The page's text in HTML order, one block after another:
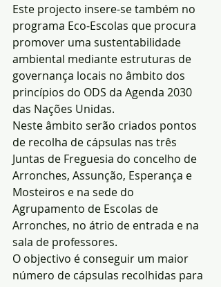
Este projecto insere-se também no
programa Eco-Escolas que procura
promover uma sustentabilidade
ambiental mediante estruturas de
governança locais no âmbito dos
princípios do ODS da Agenda 2030
das Nações Unidas.
Neste âmbito serão criados pontos
de recolha de cápsulas nas três
Juntas de Freguesia do concelho de
Arronches, Assunção, Esperança e
Mosteiros e na sede do
Agrupamento de Escolas de
Arronches, no átrio de entrada e na
sala de professores.
O objectivo é conseguir um maior
número de cápsulas recolhidas para